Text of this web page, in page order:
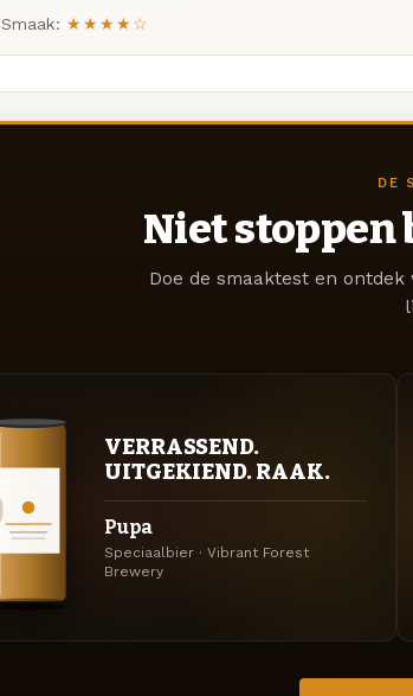
Smaak: ★★★★☆
DE
Niet stoppen
Doe de smaaktest en
VERRASSEND.
UITGEKIEND. RAAK.
Pupa
Speciaalbier · Vibrant Forest
Brewery